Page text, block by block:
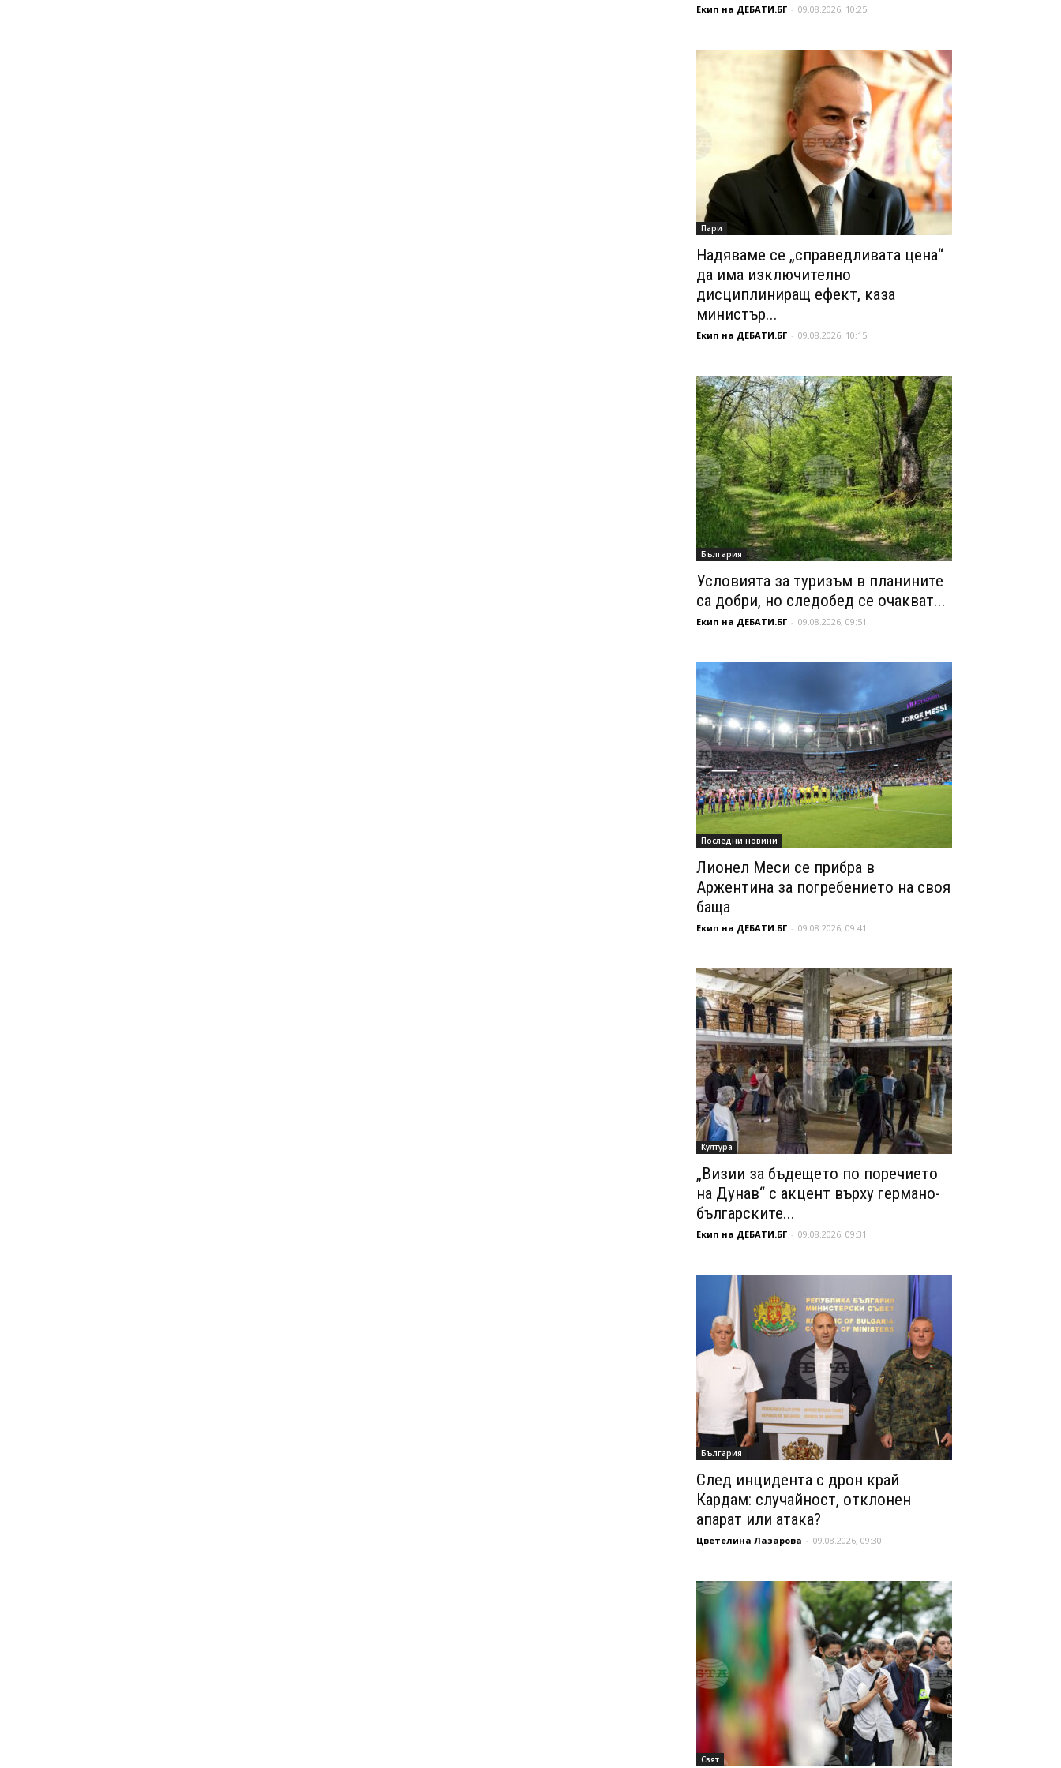
Екип на ДЕБАТИ.БГ - 09.08.2026, 10:25
Пари
Надяваме се „справедливата цена“
да има изключително
дисциплиниращ ефект, каза
министър...
Екип на ДЕБАТИ.БГ - 09.08.2026, 10:15
България
Условията за туризъм в планините
са добри, но следобед се очакват...
Екип на ДЕБАТИ.БГ - 09.08.2026, 09:51
Последни новини
Лионел Меси се прибра в
Аржентина за погребението на своя
баща
Екип на ДЕБАТИ.БГ - 09.08.2026, 09:41
Култура
„Визии за бъдещето по поречието
на Дунав“ с акцент върху германо-
българските...
Екип на ДЕБАТИ.БГ - 09.08.2026, 09:31
България
След инцидента с дрон край
Кардам: случайност, отклонен
апарат или атака?
Цветелина Лазарова - 09.08.2026, 09:30
Свят